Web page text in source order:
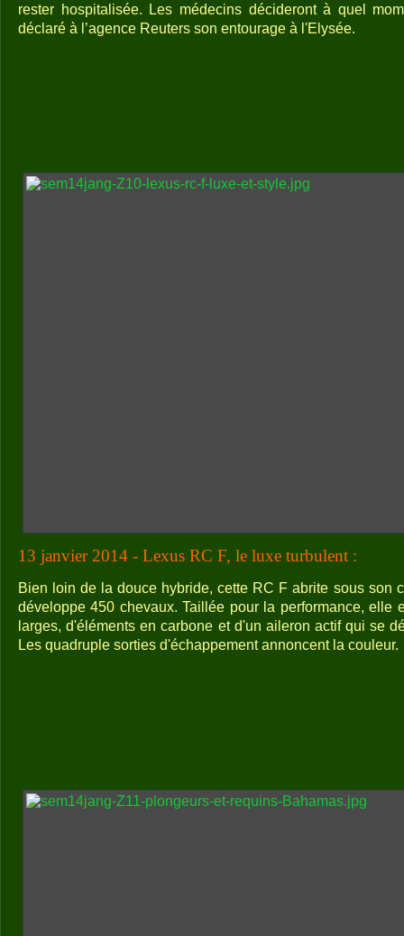
rester hospitalisée. Les médecins décideront à quel
déclaré à l’agence Reuters son entourage à l'Elysée.
13 janvier 2014 - Lexus RC F, le luxe turbulent :
Bien loin de la douce hybride, cette RC F abrite sous son
développe 450 chevaux. Taillée pour la performance, elle
larges, d'éléments en carbone et d'un aileron actif qui se
Les quadruple sorties d'échappement annoncent la couleur.